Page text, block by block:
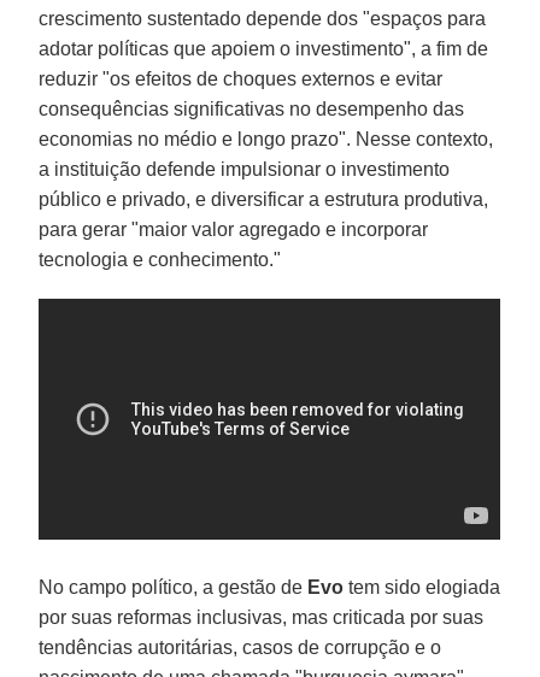
crescimento sustentado depende dos "espaços para
adotar políticas que apoiem o investimento", a fim de
reduzir "os efeitos de choques externos e evitar
consequências significativas no desempenho das
economias no médio e longo prazo". Nesse contexto,
a instituição defende impulsionar o investimento
público e privado, e diversificar a estrutura produtiva,
para gerar "maior valor agregado e incorporar
tecnologia e conhecimento."
No campo político, a gestão de Evo tem sido elogiada
por suas reformas inclusivas, mas criticada por suas
tendências autoritárias, casos de corrupção e o